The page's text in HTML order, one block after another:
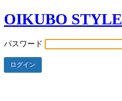
OIKUBO STYLE
パスワード